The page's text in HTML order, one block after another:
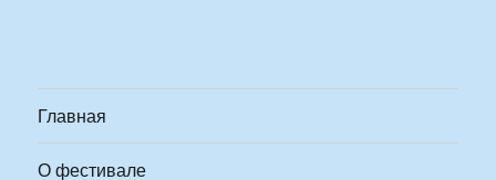
Главная
О фестивале